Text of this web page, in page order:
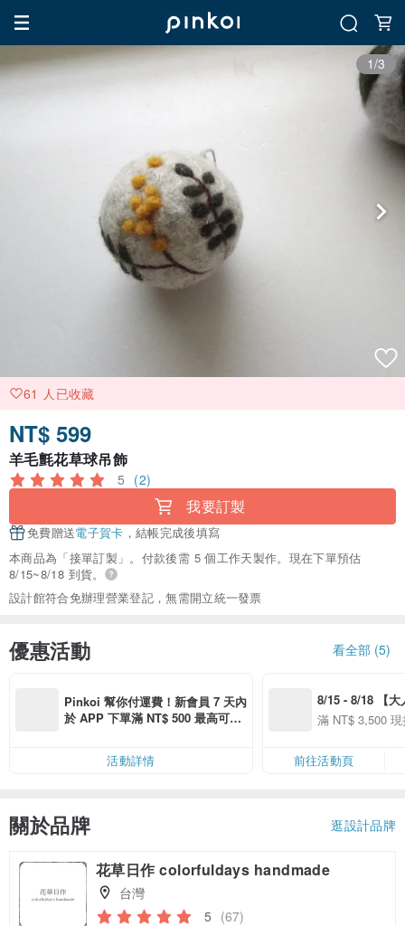
1/3
61 人已收藏
NT$ 599
羊毛氈花草球吊飾
5 (2)
我要訂製
免費贈送電子賀卡 ，結帳完成後填寫
本商品為「接單訂製」。付款後需 5 個工作天製作。現在下單預估
8/15~8/18 到貨。
設計館符合免辦理營業登記，無需開立統一發票
優惠活動 看全部 (5)
Pinkoi 幫你付運費！新會員 7 天內
於 APP 下單滿 NT$ 500 最高可折
活動詳情
8/15 - 8/18 【大
季】滿
滿 NT$ 3,500
前往活動頁
關於品牌 逛設計品牌
花草日作 colorfuldays handmade
台灣
5 (67)